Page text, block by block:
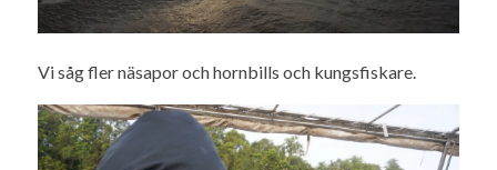
Vi såg fler näsapor och hornbills och kungsfiskare.